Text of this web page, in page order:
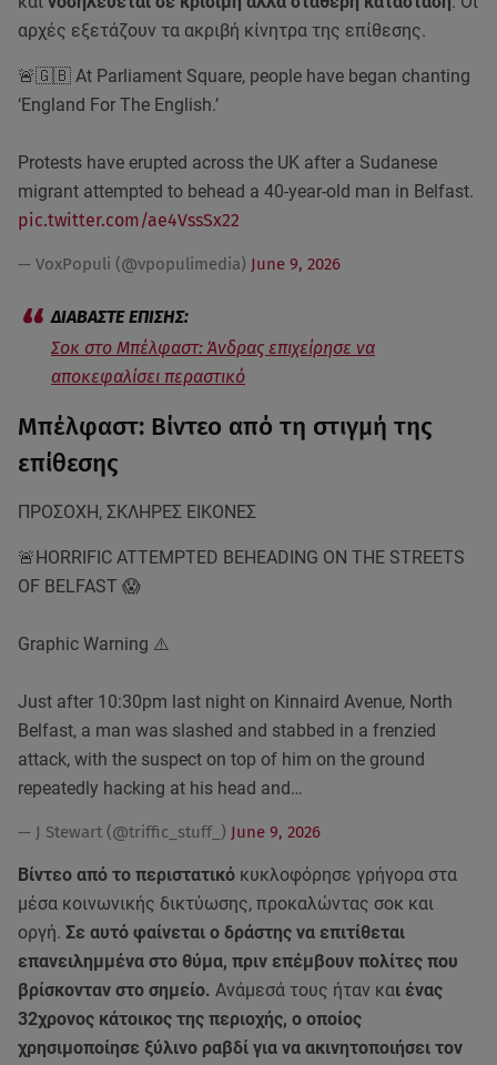
αρχές εξετάζουν τα ακριβή κίνητρα της επίθεσης.
🚨🇬🇧 At Parliament Square, people have began chanting
‘England For The English.’
Protests have erupted across the UK after a Sudanese
migrant attempted to behead a 40-year-old man in Belfast.
pic.twitter.com/ae4VssSx22
— VoxPopuli (@vpopulimedia) June 9, 2026
Σοκ στο Μπέλφαστ: Άνδρας επιχείρησε να
αποκεφαλίσει περαστικό
Μπέλφαστ: Βίντεο από τη στιγμή της
επίθεσης
ΠΡΟΣΟΧΗ, ΣΚΛΗΡΕΣ ΕΙΚΟΝΕΣ
🚨HORRIFIC ATTEMPTED BEHEADING ON THE STREETS
OF BELFAST 😱
Graphic Warning ⚠️
Just after 10:30pm last night on Kinnaird Avenue, North
Belfast, a man was slashed and stabbed in a frenzied
attack, with the suspect on top of him on the ground
repeatedly hacking at his head and…
— J Stewart (@triffic_stuff_) June 9, 2026
Βίντεο από το περιστατικό κυκλοφόρησε γρήγορα στα
μέσα κοινωνικής δικτύωσης, προκαλώντας σοκ και
οργή. Σε αυτό φαίνεται ο δράστης να επιτίθεται
επανειλημμένα στο θύμα, πριν επέμβουν πολίτες που
βρίσκονταν στο σημείο. Ανάμεσά τους ήταν και ένας
32χρονος κάτοικος της περιοχής, ο οποίος
χρησιμοποίησε ξύλινο ραβδί για να ακινητοποιήσει τον